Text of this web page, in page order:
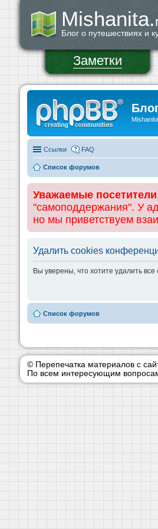
Mishanita.
Блог о путешествиях и
Заметки
Ссылки FAQ
Список форумов
Уважаемые
"самоподдержания". У
но мы приветствуем
Удалить cookies
Вы уверены, что хотите удалить
Список форумов
© Перепечатка материалов с
По всем интересующим